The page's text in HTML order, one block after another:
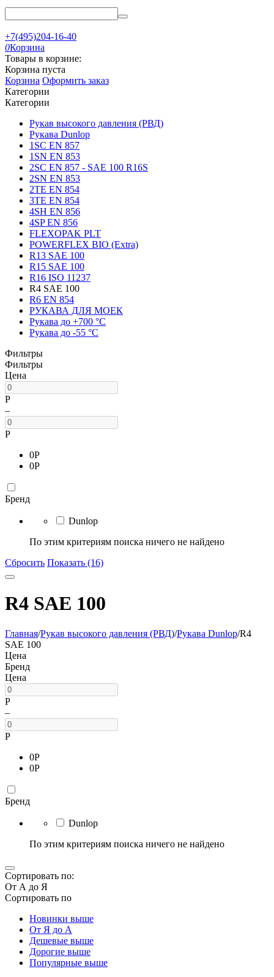
+7(495)204-16-40
0Корзина
Товары в корзине:
Корзина пуста
Корзина Оформить заказ
Категории
Категории
Рукав высокого давления (РВД)
Рукава Dunlop
1SC EN 857
1SN EN 853
2SC EN 857 - SAE 100 R16S
2SN EN 853
2TE EN 854
3TE EN 854
4SH EN 856
4SP EN 856
FLEXOPAK PLT
POWERFLEX BIO (Extra)
R13 SAE 100
R15 SAE 100
R16 ISO 11237
R4 SAE 100
R6 EN 854
РУКАВА ДЛЯ МОЕК
Рукава до +700 °С
Рукава до -55 °С
Фильтры
Фильтры
Цена
Р
–
Р
0Р
0Р
Бренд
Dunlop
По этим критериям поиска ничего не найдено
Сбросить Показать (16)
R4 SAE 100
Главная/Рукав высокого давления (РВД)/Рукава Dunlop/R4
SAE 100
Цена
Бренд
Цена
Р
–
Р
0Р
0Р
Бренд
Dunlop
По этим критериям поиска ничего не найдено
Сортировать по:
От А до Я
Сортировать по
Новинки выше
От Я до А
Дешевые выше
Дорогие выше
Популярные выше